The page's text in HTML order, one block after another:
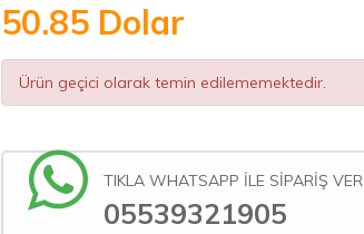
50.85 Dolar
Ürün geçici olarak temin edilememektedir.
TIKLA WHATSAPP İLE SİPARİŞ VER
05539321905